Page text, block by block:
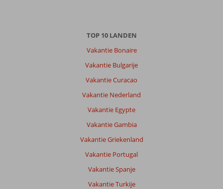
TOP 10 LANDEN
Vakantie Bonaire
Vakantie Bulgarije
Vakantie Curacao
Vakantie Nederland
Vakantie Egypte
Vakantie Gambia
Vakantie Griekenland
Vakantie Portugal
Vakantie Spanje
Vakantie Turkije